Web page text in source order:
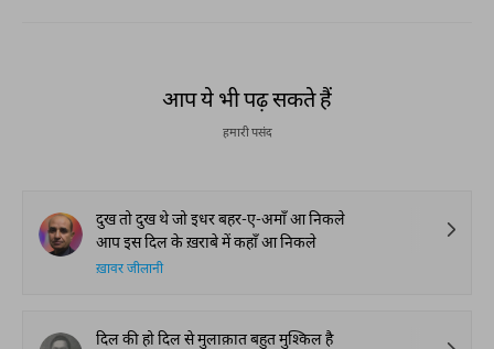
आप ये भी पढ़ सकते हैं
हमारी पसंद
दुख तो दुख थे जो इधर बहर-ए-अमाँ आ निकले
आप इस दिल के ख़राबे में कहाँ आ निकले
ख़ावर जीलानी
दिल की हो दिल से मुलाक़ात बहुत मुश्किल है